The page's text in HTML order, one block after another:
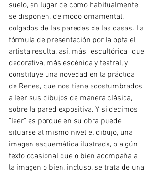
suelo, en lugar de como habitualmente
se disponen, de modo ornamental,
colgados de las paredes de las casas. La
fórmula de presentación por la opta el
artista resulta, así, más "escultórica" que
decorativa, más escénica y teatral, y
constituye una novedad en la práctica
de Renes, que nos tiene acostumbrados
a leer sus dibujos de manera clásica,
sobre la pared expositiva. Y si decimos
"leer" es porque en su obra puede
situarse al mismo nivel el dibujo, una
imagen esquemática ilustrada, o algún
texto ocasional que o bien acompaña a
la imagen o bien, incluso, se trata de una